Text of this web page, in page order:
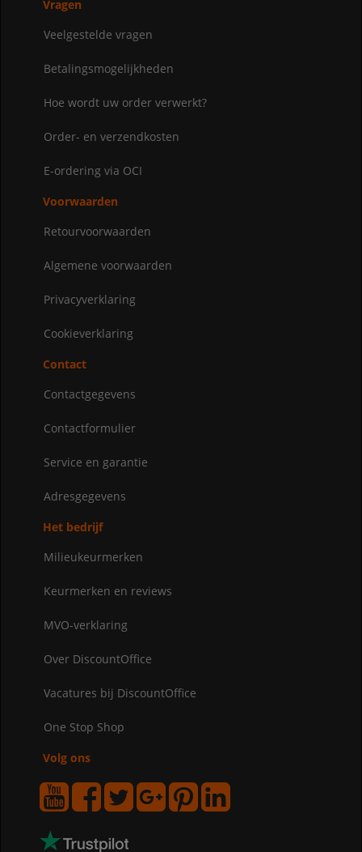
Vragen
Veelgestelde vragen
Betalingsmogelijkheden
Hoe wordt uw order verwerkt?
Order- en verzendkosten
E-ordering via OCI
Voorwaarden
Retourvoorwaarden
Algemene voorwaarden
Privacyverklaring
Cookieverklaring
Contact
Contactgegevens
Contactformulier
Service en garantie
Adresgegevens
Het bedrijf
Milieukeurmerken
Keurmerken en reviews
MVO-verklaring
Over DiscountOffice
Vacatures bij DiscountOffice
One Stop Shop
Volg ons